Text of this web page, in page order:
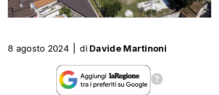
8 agosto 2024 di Davide Martinoni